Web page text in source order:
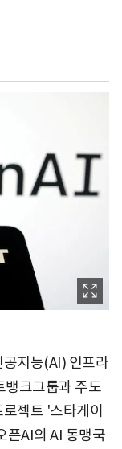
공지능(AI) 인프라
뱅크그룹과 주도
젝트 '스타게이
픈AI의 AI 동맹국